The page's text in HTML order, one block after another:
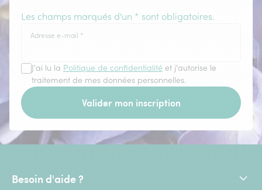
Les champs marqués d'un * sont obligatoires.
Adresse e-mail *
J'ai lu la Politique de confidentialité et j'autorise le
traitement de mes données personnelles.
Valider mon inscription
Besoin d'aide ?